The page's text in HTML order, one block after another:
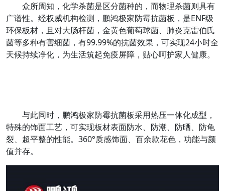
众所周知，化学杀菌是区分菌种的，而物理杀菌则具有
广谱性。经权威机构检测，鹏鸿极家防霉抗菌板，是ENF级
环保板材，且对大肠杆菌，金黄色葡萄球菌、肺炎克雷伯氏
菌等多种有害细菌，有99.99%的抗菌效果，可实现24小时全
天候持续净化，为生活筑起免疫屏障，贴心呵护家人健康。
与此同时，鹏鸿极家防霉抗菌板采用热压一体化成型，
特殊的饰面工艺，可实现板材表面防水、防潮、防晒、防龟
裂、超平整的性能。360°质感饰面、百余款花色，功能与颜
值并存。